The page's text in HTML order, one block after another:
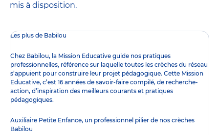
mis à disposition.
Les plus de Babilou
Chez Babilou, la Mission Educative guide nos pratiques
professionnelles, référence sur laquelle toutes les crèches du réseau
s’appuient pour construire leur projet pédagogique. Cette Mission
Educative, c’est 16 années de savoir-faire compilé, de recherche-
action, d’inspiration des meilleurs courants et pratiques
pédagogiques.
Auxiliaire Petite Enfance, un professionnel pilier de nos crèches
Babilou